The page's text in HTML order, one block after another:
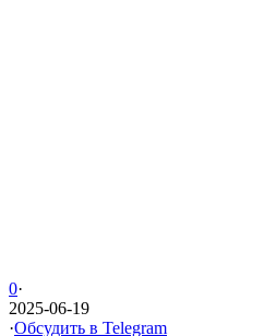
0·
2025-06-19
·Обсудить в Telegram